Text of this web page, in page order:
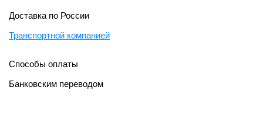
Доставка по России
Транспортной компанией
Способы оплаты
Банковским переводом